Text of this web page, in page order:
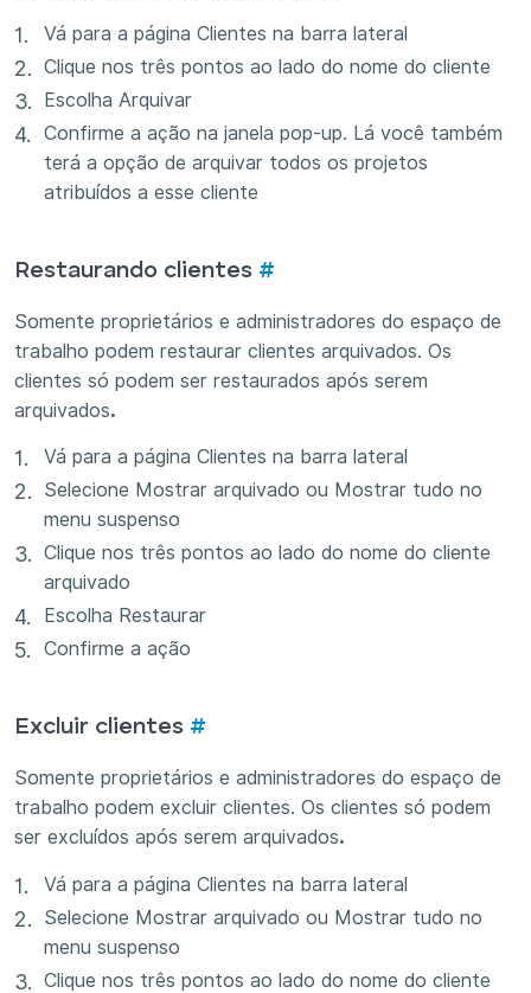
Vá para a página Clientes na barra lateral
Clique nos três pontos ao lado do nome do cliente
Escolha Arquivar
Confirme a ação na janela pop-up. Lá você também
terá a opção de arquivar todos os projetos
atribuídos a esse cliente
Restaurando clientes #
Somente proprietários e administradores do espaço de
trabalho podem restaurar clientes arquivados. Os
clientes só podem ser restaurados após serem
arquivados.
Vá para a página Clientes na barra lateral
Selecione Mostrar arquivado ou Mostrar tudo no
menu suspenso
Clique nos três pontos ao lado do nome do cliente
arquivado
Escolha Restaurar
Confirme a ação
Excluir clientes #
Somente proprietários e administradores do espaço de
trabalho podem excluir clientes. Os clientes só podem
ser excluídos após serem arquivados.
Vá para a página Clientes na barra lateral
Selecione Mostrar arquivado ou Mostrar tudo no
menu suspenso
Clique nos três pontos ao lado do nome do cliente